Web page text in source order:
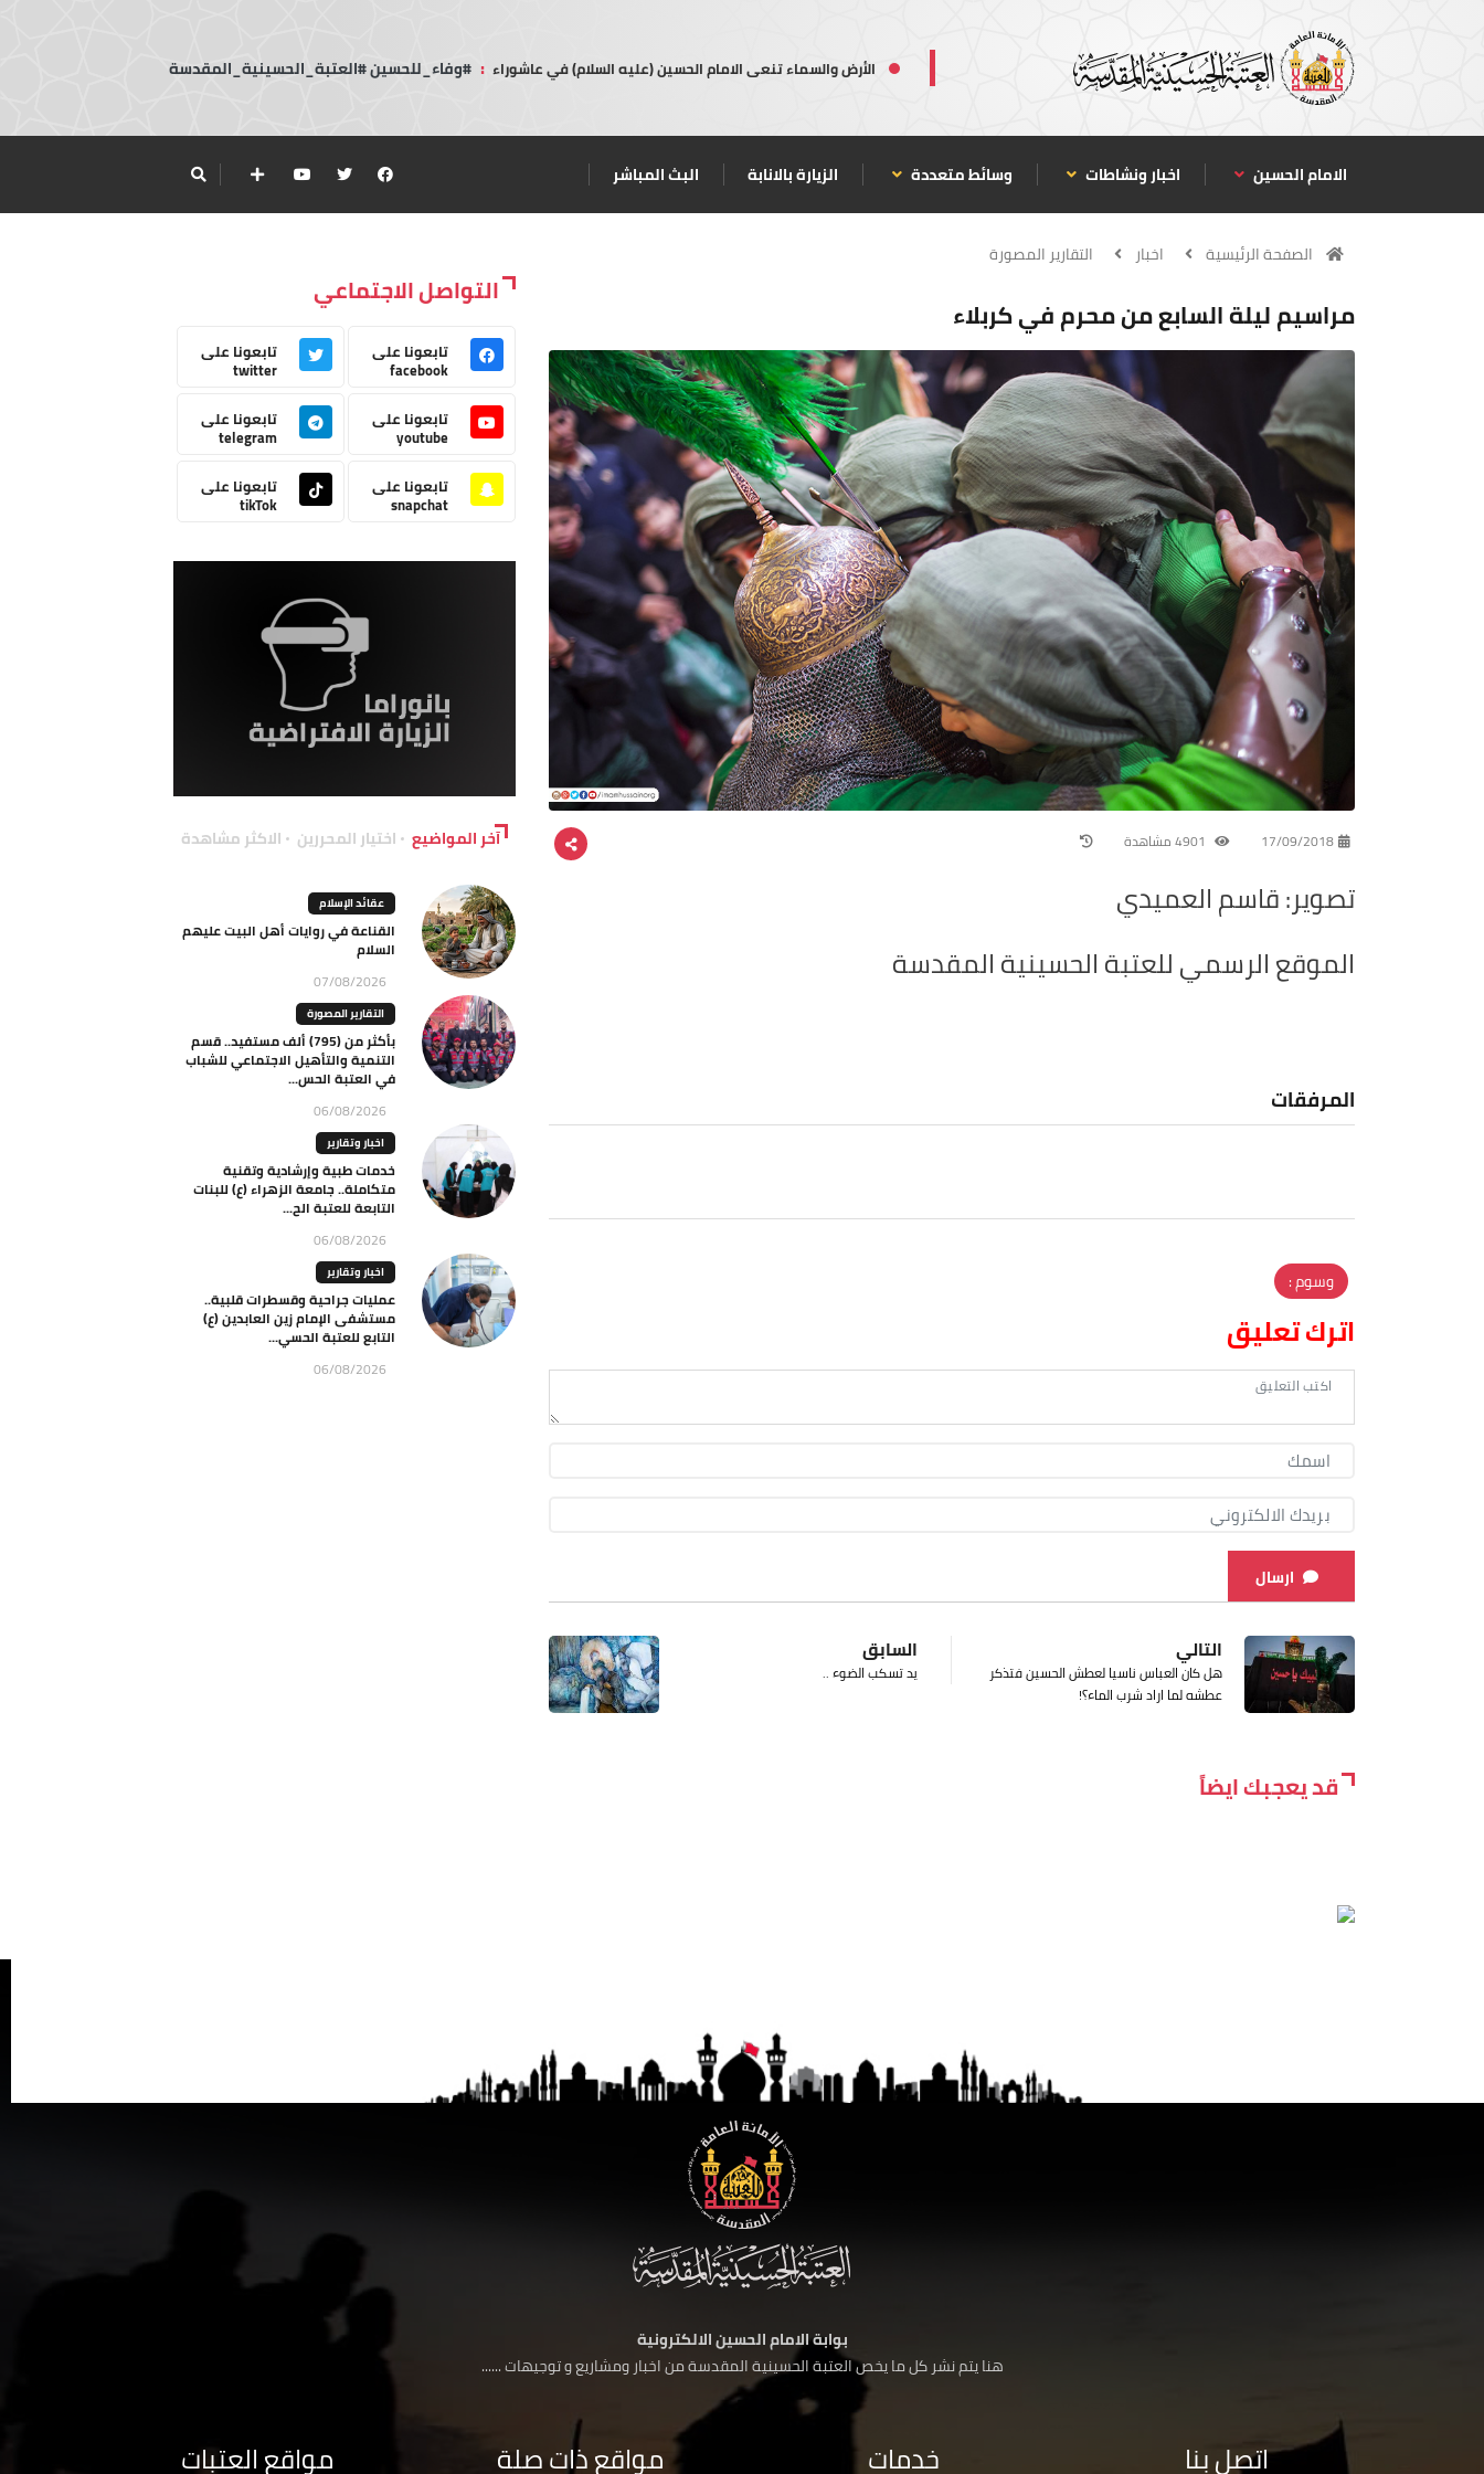
الأرض والسماء تنعى الامام الحسين (عليه السلام) في عاشوراء : #وفاء_للحسين #العتبة_الحسينية_المقدسة
الامام الحسين اخبار ونشاطات وسائط متعددة الزيارة بالانابة البث المباشر
الصفحة الرئيسية اخبار التقارير المصورة
مراسيم ليلة السابع من محرم في كربلاء
17/09/2018
تصوير: قاسم العميدي
الموقع الرسمي للعتبة الحسينية المقدسة
المرفقات
وسوم :
اترك تعليق
ارسال
السابق
يد تسكب الضوء ..
التالي
هل كان العباس ناسيا لعطش الحسين فتذكر
عطشه لما اراد شرب الماء؟!
قد يعجبك ايضاً
التواصل الاجتماعي
تابعونا على
facebook
تابعونا على
twitter
تابعونا على
youtube
تابعونا على
telegram
تابعونا على
snapchat
تابعونا على
tikTok
آخر المواضيع اختيار المحررين الاكثر مشاهدة
عقائد الإسلام
القناعة في روايات أهل البيت عليهم
السلام
07/08/2026
التقارير المصورة
بأكثر من (795) ألف مستفيد.. قسم
التنمية والتأهيل الاجتماعي للشباب
في العتبة الحس...
06/08/2026
اخبار وتقارير
خدمات طبية وإرشادية وتقنية
متكاملة.. جامعة الزهراء (ع) للبنات
التابعة للعتبة الح...
06/08/2026
اخبار وتقارير
عمليات جراحية وقسطرات قلبية..
مستشفى الإمام زين العابدين (ع)
التابع للعتبة الحسي...
06/08/2026
بوابة الامام الحسين الالكترونية
هنا يتم نشر كل ما يخص العتبة الحسينية المقدسة من اخبار ومشاريع و توجيهات ......
اتصل بنا خدمات مواقع ذات صلة مواقع العتبات